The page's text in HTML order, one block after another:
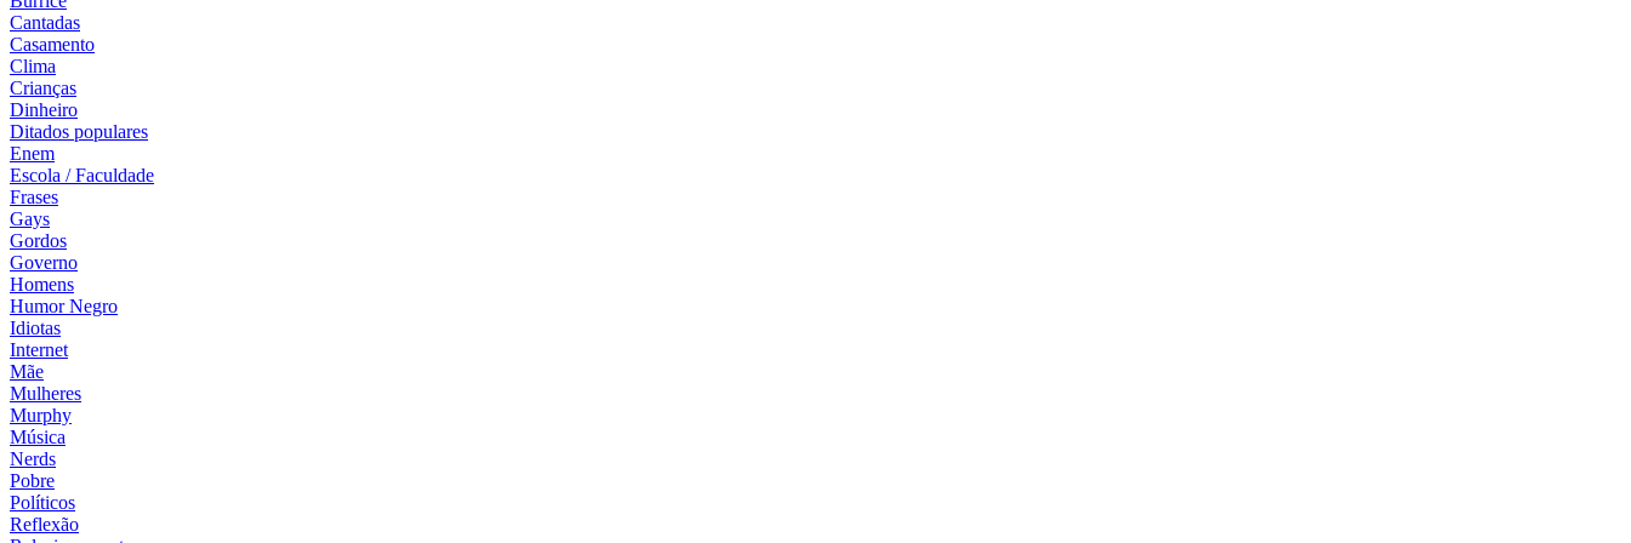
Cantadas
Casamento
Clima
Crianças
Dinheiro
Ditados populares
Enem
Escola / Faculdade
Frases
Gays
Gordos
Governo
Homens
Humor Negro
Idiotas
Internet
Mãe
Mulheres
Murphy
Música
Nerds
Pobre
Políticos
Reflexão